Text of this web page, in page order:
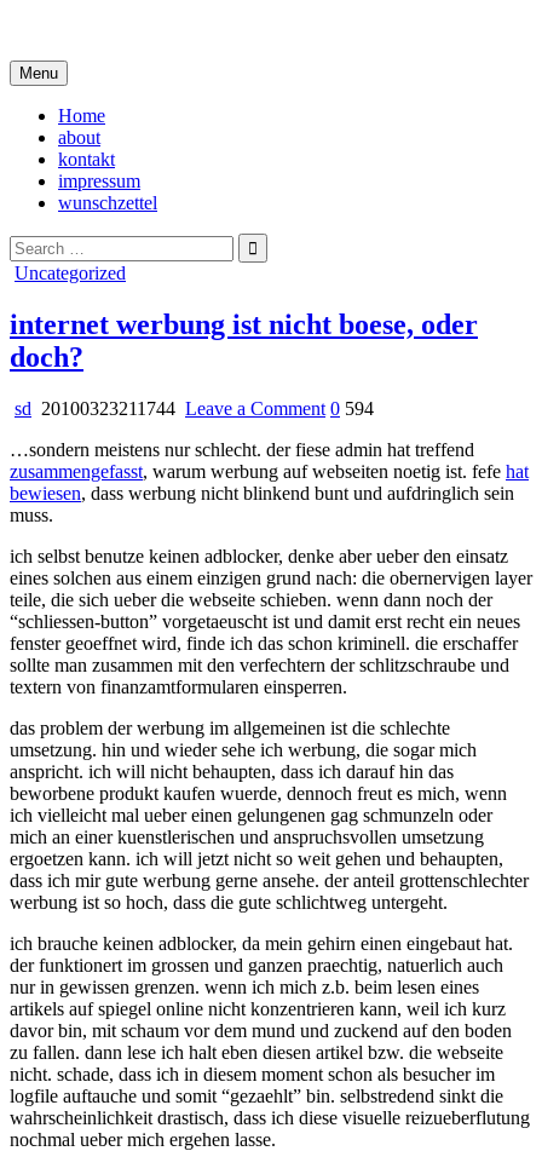
content
Menu
Home
about
kontakt
impressum
wunschzettel
Search
for:
Posted
Uncategorized
internet werbung ist nicht boese, oder
doch?
sd 20100323211744 Leave a Commenton
werbung
ist
nicht
doch?
0 594
…sondern meistens nur schlecht. der fiese admin hat treffend
zusammengefasst, warum werbung auf webseiten noetig ist. fefe hat
bewiesen, dass werbung nicht blinkend bunt und aufdringlich sein
muss.
ich selbst benutze keinen adblocker, denke aber ueber den einsatz
eines solchen aus einem einzigen grund nach: die obernervigen layer
teile, die sich ueber die webseite schieben. wenn dann noch der
“schliessen-button” vorgetaeuscht ist und damit erst recht ein neues
fenster geoeffnet wird, finde ich das schon kriminell. die erschaffer
sollte man zusammen mit den verfechtern der schlitzschraube und
textern von finanzamtformularen einsperren.
das problem der werbung im allgemeinen ist die schlechte
umsetzung. hin und wieder sehe ich werbung, die sogar mich
anspricht. ich will nicht behaupten, dass ich darauf hin das
beworbene produkt kaufen wuerde, dennoch freut es mich, wenn
ich vielleicht mal ueber einen gelungenen gag schmunzeln oder
mich an einer kuenstlerischen und anspruchsvollen umsetzung
ergoetzen kann. ich will jetzt nicht so weit gehen und behaupten,
dass ich mir gute werbung gerne ansehe. der anteil grottenschlechter
werbung ist so hoch, dass die gute schlichtweg untergeht.
ich brauche keinen adblocker, da mein gehirn einen eingebaut hat.
der funktionert im grossen und ganzen praechtig, natuerlich auch
nur in gewissen grenzen. wenn ich mich z.b. beim lesen eines
artikels auf spiegel online nicht konzentrieren kann, weil ich kurz
davor bin, mit schaum vor dem mund und zuckend auf den boden
zu fallen. dann lese ich halt eben diesen artikel bzw. die webseite
nicht. schade, dass ich in diesem moment schon als besucher im
logfile auftauche und somit “gezaehlt” bin. selbstredend sinkt die
wahrscheinlichkeit drastisch, dass ich diese visuelle reizueberflutung
nochmal ueber mich ergehen lasse.